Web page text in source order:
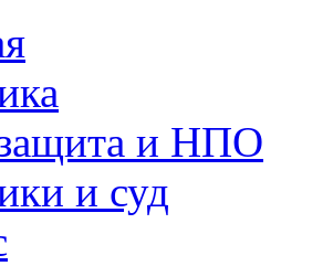
и НПО
и суд